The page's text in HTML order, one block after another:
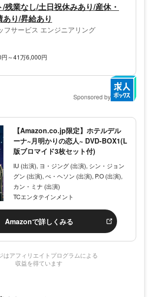
残業なし/土日祝休みあり/産休・
り/昇給あり
フサービス エンジニアリング
～41万6,000円
Sponsored by
【Amazon.co.jp限定】ホテルデル
ーナ~月明かりの恋人~ DVD-BOX1(L
版ブロマイド3枚セット付)
IU (出演), ヨ・ジング (出演), シン・ジョン
グン (出演), ぺ・ヘソン (出演), P.O (出演),
カン・ミナ (出演)
TCエンタテインメント
Amazonで詳しくみる
はアフィリエイトプログラムによる
収益を得ています